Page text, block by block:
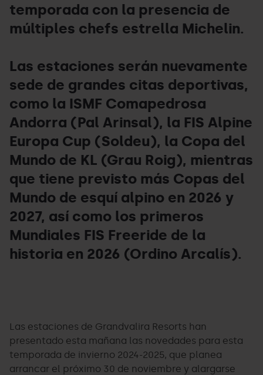
temporada con la presencia de
múltiples chefs estrella Michelin.
Las estaciones serán nuevamente
sede de grandes citas deportivas,
como la ISMF Comapedrosa
Andorra (Pal Arinsal), la FIS Alpine
Europa Cup (Soldeu), la Copa del
Mundo de KL (Grau Roig), mientras
que tiene previsto más Copas del
Mundo de esquí alpino en 2026 y
2027, así como los primeros
Mundiales FIS Freeride de la
historia en 2026 (Ordino Arcalís).
Las estaciones de Grandvalira Resorts han
presentado esta mañana las novedades para esta
temporada de invierno 2024-2025, que planea
arrancar el próximo 30 de noviembre y alargarse